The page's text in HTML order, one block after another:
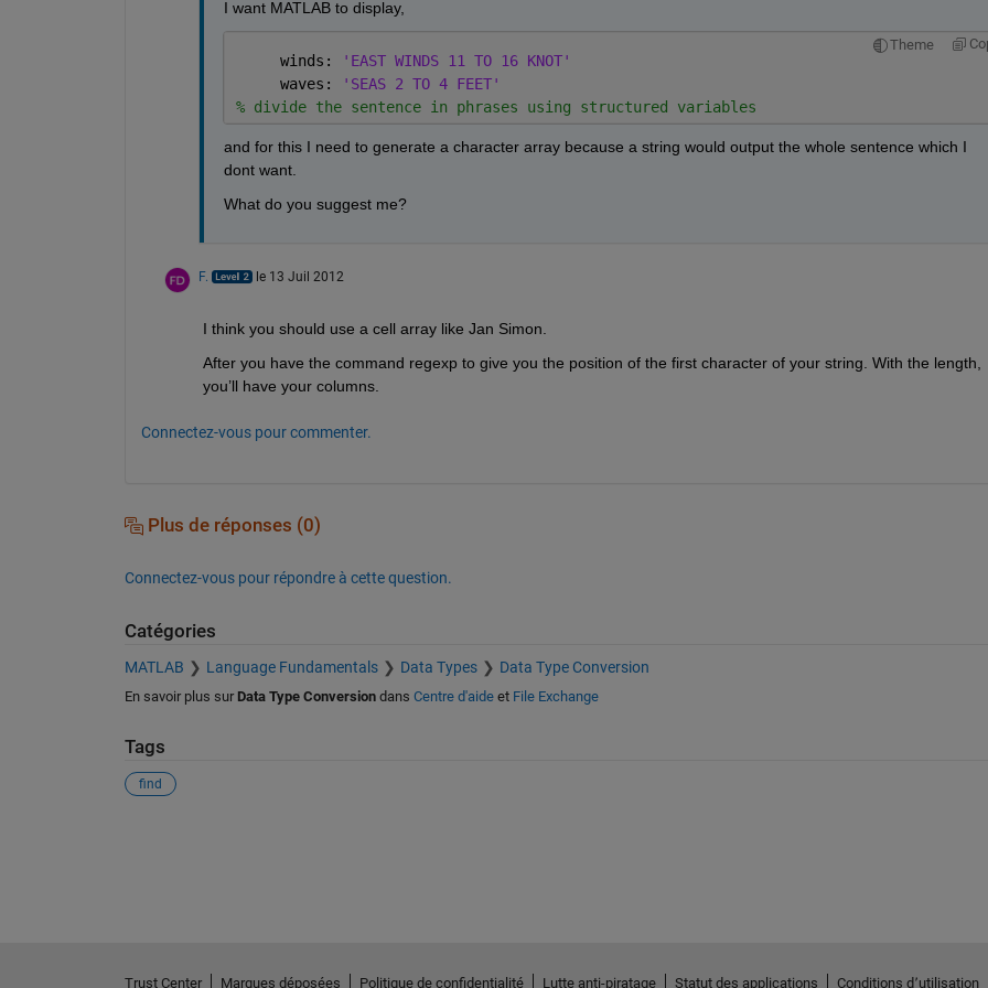
I want MATLAB to display,
Theme
     winds:
'EAST WINDS 11 TO 16 KNOT'
     waves:
'SEAS 2 TO 4 FEET'
% divide the sentence in phrases using structured variables
and for this I need to generate a character array because a string would output the whole sentence which I
dont want.
What do you suggest me?
F. le 13 Juil 2012
I think you should use a cell array like Jan Simon.
After you have the command regexp to give you the position of the first character of your string. With the length,
you’ll have your columns.
Connectez-vous pour commenter.
Plus de réponses (0)
Connectez-vous pour répondre à cette question.
Catégories
MATLAB Language Fundamentals Data Types Data Type Conversion
En savoir plus sur Data Type Conversiondans Centre d'aideet File Exchange
Tags
find
Trust Center Marques déposées Politique de confidentialité Lutte anti-piratage Statut des applications Conditions d՚utilisation